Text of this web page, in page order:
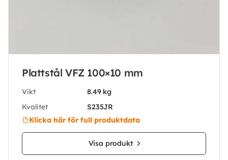
Plattstål VFZ 100×10 mm
Vikt
8.49 kg
Kvalitet
S235JR
Klicka här för full produktdata
Visa produkt